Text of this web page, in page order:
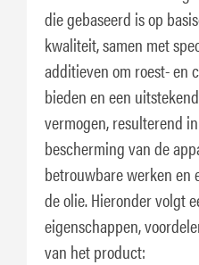
die gebaseerd is op
kwaliteit, samen met
additieven om roest- en
bieden en een
vermogen, resulterend
bescherming van de
betrouwbare werken en
de olie. Hieronder volgt
eigenschappen,
van het product: